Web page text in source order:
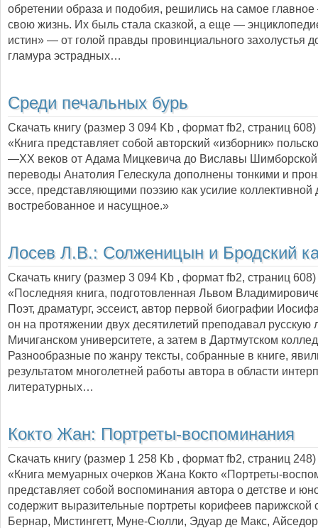
обретении образа и подобия, решились на самое
свою жизнь. Их быль стала сказкой, а еще —
истин» — от голой правды провинциального захолустья
гламура эстрадных…
Среди печальных бурь
Скачать книгу (размер 3 094 Kb , формат fb2, страниц 608
«Книга представляет собой авторский «изборник»
—XX веков от Адама Мицкевича до Виславы
переводы Анатолия Гелескула дополнены тонкими и
эссе, представляющими поэзию как усилие коллективной
востребованное и насущное.»
Лосев Л.В.: Солженицын и Бродский
Скачать книгу (размер 3 094 Kb , формат fb2, страниц 608
«Последняя книга, подготовленная Львом
Поэт, драматург, эссеист, автор первой биографии
он на протяжении двух десятилетий преподавал русскую
Мичиганском университете, а затем в Дартмутском
Разнообразные по жанру тексты, собранные в книге,
результатом многолетней работы автора в области
литературных…
Кокто Жан: Портреты-воспоминания
Скачать книгу (размер 1 258 Kb , формат fb2, страниц 248
«Книга мемуарных очерков Жана Кокто «Портреты-
представляет собой воспоминания автора о детстве и
содержит выразительные портреты корифеев парижской
Бернар, Мистингетт, Муне-Сюлли, Эдуар де Макс,